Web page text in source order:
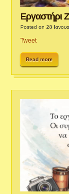
Εργαστήρι
Posted on 28
Tweet
Read more